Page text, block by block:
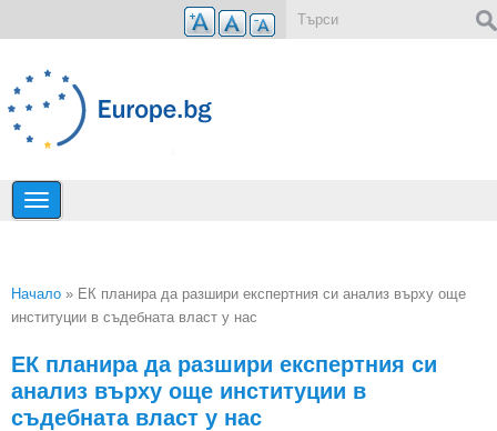
Премини към основното съдържание
Вие сте тук
Начало » ЕК планира да разшири експертния си анализ върху още
институции в съдебната власт у нас
ЕК планира да разшири експертния си
анализ върху още институции в
съдебната власт у нас